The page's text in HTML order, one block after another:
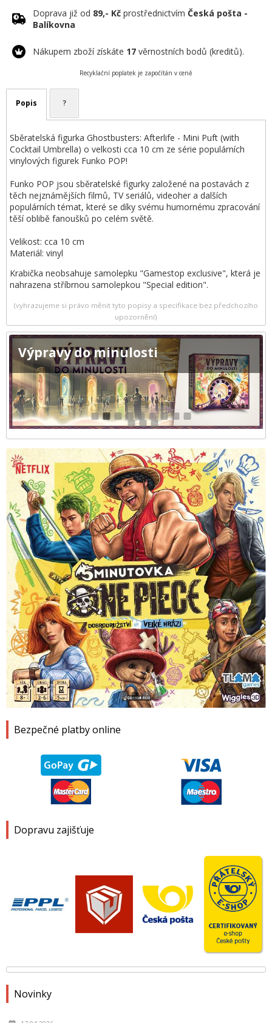
Bezpečné platby online
Dopravu zajišťuje
Novinky
Doprava již od 89,- Kč prostřednictvím Česká pošta -
Balíkovna
Nákupem zboží získáte 17 věrnostních bodů (kreditů).
Recyklační poplatek je započítán v ceně
Popis ?
Sběratelská figurka Ghostbusters: Afterlife - Mini Puft (with
Cocktail Umbrella) o velkosti cca 10 cm ze série populárních
vinylových figurek Funko POP!
Funko POP jsou sběratelské figurky založené na postavách z
těch nejznámějších filmů, TV seriálů, videoher a dalších
populárních témat, které se díky svému humornému zpracování
těší oblibě fanoušků po celém světě.
Velikost: cca 10 cm
Materiál: vinyl
Krabička neobsahuje samolepku "Gamestop exclusive", která je
nahrazena stříbrnou samolepkou "Special edition".
(vyhrazujeme si právo měnit tyto popisy a specifikace bez předchozího
upozornění)
Výpravy do minulosti